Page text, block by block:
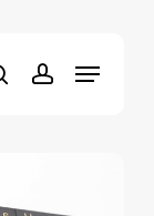
searchaccount
MenuClose